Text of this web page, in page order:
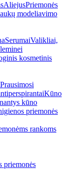
AliejusPriemonės
modeliavimo
SerumaiValikliai,
kosmetinis
Prausimosi
Kūno
kūno
priemonės
rankoms
priemonės